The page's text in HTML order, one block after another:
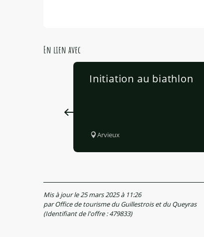
En lien avec
Initiation au biathlon
Arvieux
Mis à jour le 25 mars 2025 à 11:26
par Office de tourisme du Guillestrois et du Queyras
(Identifiant de l'offre :479833)